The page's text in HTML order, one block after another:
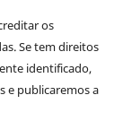
os
Se tem direitos
identificado,
e publicaremos a